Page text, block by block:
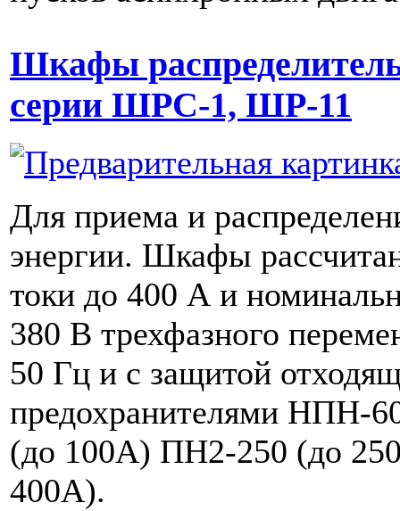
Шкафы
серии ШРС-1, ШР-11
Для приема и
энергии. Шкафы
токи до 400 А и
380 В трехфазного
50 Гц и с защитой
предохранителями НПН-
(до 100А) ПН2-250 (до
400А).